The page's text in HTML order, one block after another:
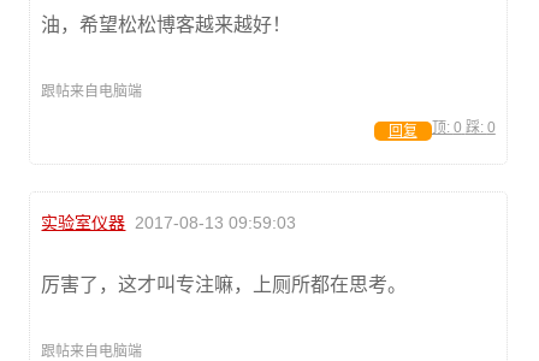
油，希望松松博客越来越好！
跟帖来自电脑端
顶: 0 踩: 0
回复
实验室仪器 2017-08-13 09:59:03
厉害了，这才叫专注嘛，上厕所都在思考。
跟帖来自电脑端